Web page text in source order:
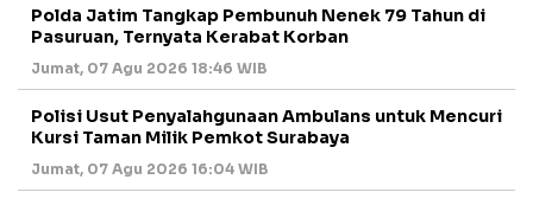
Polda Jatim Tangkap Pembunuh Nenek 79 Tahun di
Pasuruan, Ternyata Kerabat Korban
Jumat, 07 Agu 2026 18:46 WIB
Polisi Usut Penyalahgunaan Ambulans untuk Mencuri
Kursi Taman Milik Pemkot Surabaya
Jumat, 07 Agu 2026 16:04 WIB